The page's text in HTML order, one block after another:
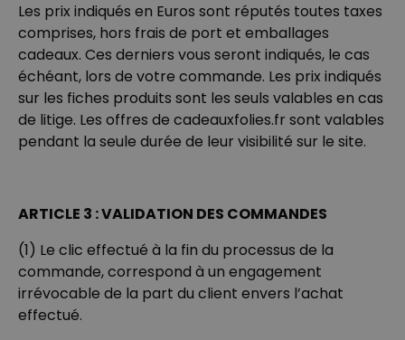
vendus
29,99 €
Personnalisable
Jardinière personnalisée avec
couronne et texte
plus de 100
exemplaires
vendus
34,99 €
Les prix indiqués en Euros sont réputés toutes taxes
comprises, hors frais de port et emballages
cadeaux. Ces derniers vous seront indiqués, le cas
échéant, lors de votre commande. Les prix indiqués
sur les fiches produits sont les seuls valables en cas
de litige. Les offres de cadeauxfolies.fr sont valables
pendant la seule durée de leur visibilité sur le site.
ARTICLE 3 : VALIDATION DES COMMANDES
(1) Le clic effectué à la fin du processus de la
commande, correspond à un engagement
irrévocable de la part du client envers l’achat
effectué.